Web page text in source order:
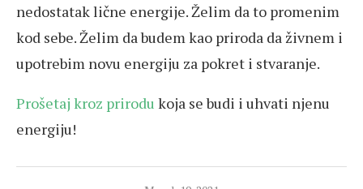
nedostatak lične energije. Želim da to promenim
kod sebe. Želim da budem kao priroda da živnem i
upotrebim novu energiju za pokret i stvaranje.
Prošetaj kroz prirodu koja se budi i uhvati njenu
energiju!